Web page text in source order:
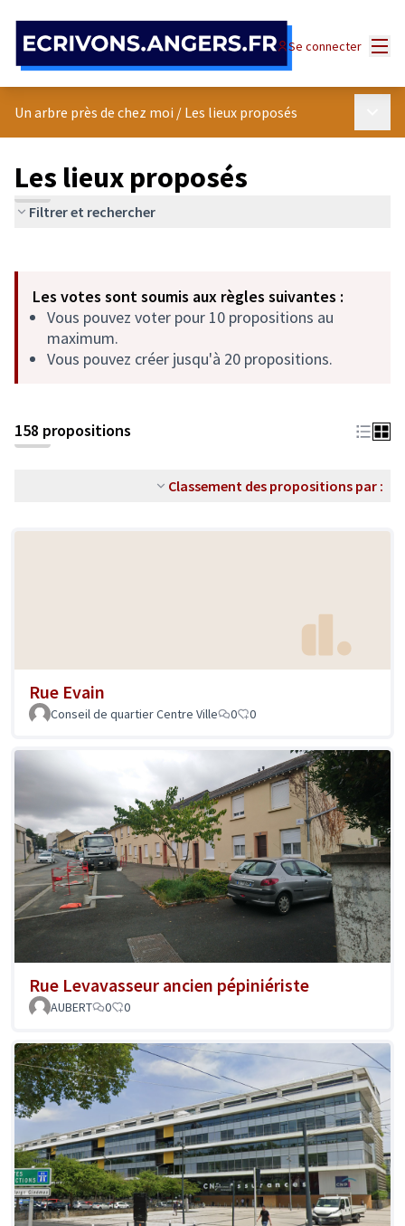
Se connecter
Un arbre près de chez moi / Les lieux proposés
Les lieux proposés
Filtrer et rechercher
−
Les votes sont soumis aux règles suivantes :
Vous pouvez voter pour 10 propositions au
maximum.
Vous pouvez créer jusqu'à 20 propositions.
158 propositions
Classement des propositions par :
Rue Evain
Conseil de quartier Centre Ville 0 0
Rue Levavasseur ancien pépiniériste
AUBERT 0 0